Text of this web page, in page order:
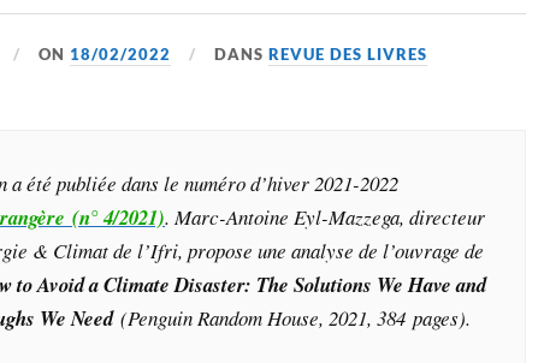
ON 18/02/2022 DANSREVUE DES LIVRES
a été publiée dans le numéro d’hiver 2021-2022
(n° 4/2021). Marc-Antoine Eyl-Mazzega, directeur
& Climat de l’Ifri, propose une analyse de l’ouvrage de
to Avoid a Climate Disaster: The Solutions We Have and
We Need(Penguin Random House, 2021, 384 pages).